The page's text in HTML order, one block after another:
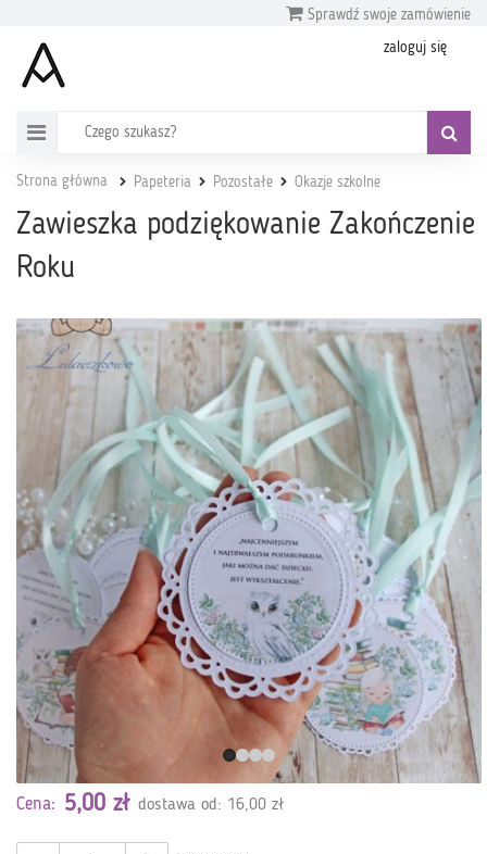
Sprawdź swoje zamówienie
zaloguj się
Strona główna Papeteria Pozostałe Okazje szkolne
Zawieszka podziękowanie Zakończenie
Roku
Cena: 5,00 zł dostawa od: 16,00 zł